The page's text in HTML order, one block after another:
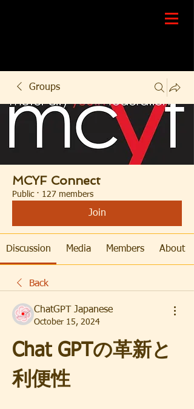
Groups
MCYF Connect
Public · 127 members
Join
Discussion Media Members About
Back
ChatGPT Japanese
October 15, 2024
Chat GPTの革新と
利便性